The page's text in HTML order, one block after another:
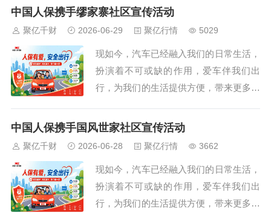
位车主都渴望在驾驶过程中拥有安全、便
北路205号火热上演。中国人保携手双水
磨小区共同举...
中国人保携手缪家寨社区宣传活动
聚亿千财 2026-06-29 聚亿行情 5029
现如今，汽车已经融入我们的日常生活，
扮演着不可或缺的作用，爱车伴我们出
行，为我们的生活提供方便，带来更多美
位车主都渴望在驾驶过程中拥有安全、便
环与登高路交汇处西南侧火热上演。中国
人保携手缪家寨...
中国人保携手国风世家社区宣传活动
聚亿千财 2026-06-28 聚亿行情 3662
现如今，汽车已经融入我们的日常生活，
扮演着不可或缺的作用，爱车伴我们出
行，为我们的生活提供方便，带来更多美